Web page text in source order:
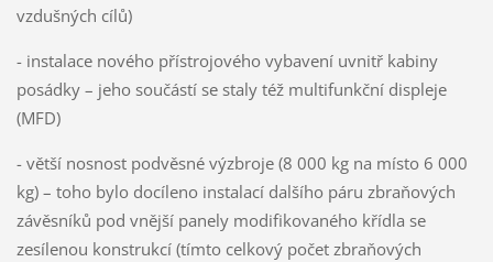
vzdušných cílů)
- instalace nového přístrojového vybavení uvnitř kabiny
posádky – jeho součástí se staly též multifunkční displeje
(MFD)
- větší nosnost podvěsné výzbroje (8 000 kg na místo 6 000
kg) – toho bylo docíleno instalací dalšího páru zbraňových
závěsníků pod vnější panely modifikovaného křídla se
zesílenou konstrukcí (tímto celkový počet zbraňových